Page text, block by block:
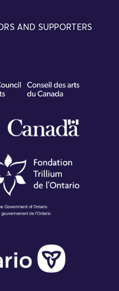
AND SUPPORTERS